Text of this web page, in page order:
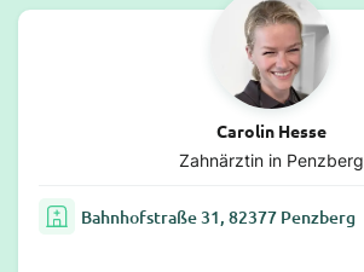
Carolin Hesse
Zahnärztin in Penzberg
Bahnhofstraße 31, 82377 Penzberg